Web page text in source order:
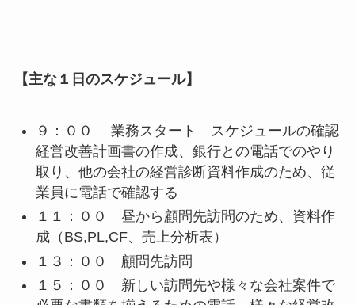
【主な１日のスケジュール】
９：００ 業務スタート スケジュールの確認
経営改善計画書の作成、銀行との電話でのやり
取り、他の会社の経営診断資料作成のため、従
業員に電話で確認する
１１：００ 昼から顧問先訪問のため、資料作
成（BS,PL,CF、売上分析表）
１３：００ 顧問先訪問
１５：００ 新しい訪問先や様々な会社案件で